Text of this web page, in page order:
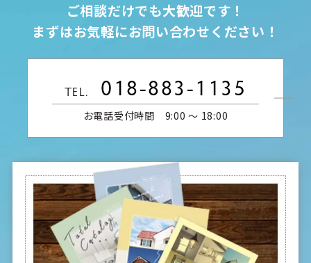
ご相談だけでも大歓迎です！
まずはお気軽にお問い合わせください！
TEL. 018-883-1135
お電話受付時間 9:00 〜 18:00